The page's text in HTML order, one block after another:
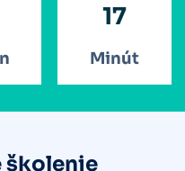
17
Minút
školenie